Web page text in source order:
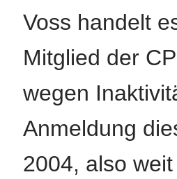
Voss handelt
Mitglied der
wegen
Anmeldung
2004, also